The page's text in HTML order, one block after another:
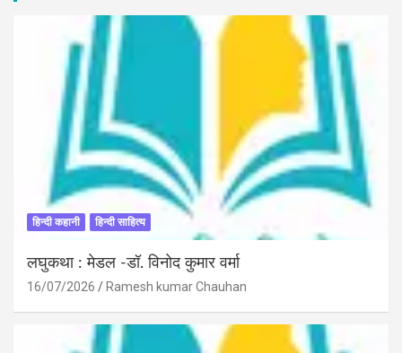
हिन्दी कहानी हिन्दी साहित्य
लघुकथा : मेडल -डॉ. विनोद कुमार वर्मा
16/07/2026 Ramesh kumar Chauhan